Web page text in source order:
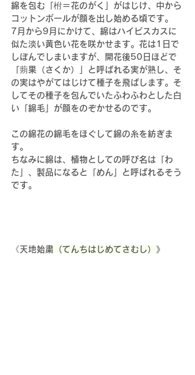
綿を包む「柎＝花のがく」がはじけ、中から
コットンボールが顔を出し始める頃です。
7月から9月にかけて、綿はハイビスカスに
似た淡い黄色い花を咲かせます。花は1日で
しぼんでしまいますが、開花後50日ほどで
「蒴果（さくか）」と呼ばれる実が熟し、そ
の実はやがてはじけて種子を飛ばします。そ
してその種子を包んでいたふわふわとした白
い「綿毛」が顔をのぞかせるのです。
この綿花の綿毛をほぐして綿の糸を紡ぎま
す。
ちなみに綿は、植物としての呼び名は「わ
た」、製品になると「めん」と呼ばれるそう
です。
《天地始粛（てんちはじめてさむし） 》